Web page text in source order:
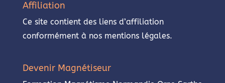
Affiliation
Ce site contient des liens d’affiliation
conformément à nos mentions légales.
Devenir Magnétiseur